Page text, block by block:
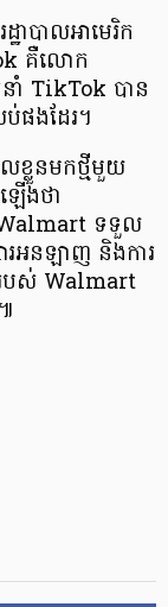
ាបាល​អាមេរិក
គឺលោក
TikTok បាន​
ផងដែរ។
ខ្លួន​មកថ្មីមួយ
ើងថា
ទទួល
រ​អនឡាញ និង​ការ​
របស់ Walmart